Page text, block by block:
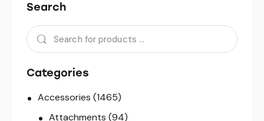
Search
Categories
Accessories (1465)
Attachments (94)